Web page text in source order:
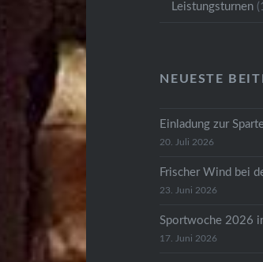
Leistungsturnen
NEUESTE
Einladung zur
20. Juli 2026
Frischer Wind bei
23. Juni 2026
Sportwoche 2026
17. Juni 2026